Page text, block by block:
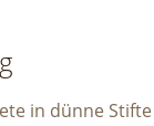
in dünne